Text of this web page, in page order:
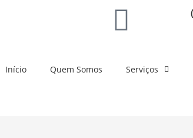
Início Quem Somos Serviços